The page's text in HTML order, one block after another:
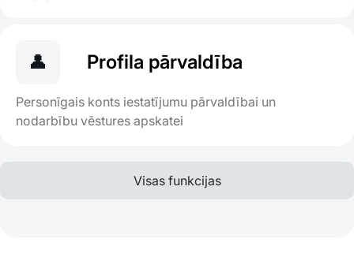
👤 Profila pārvaldība
Personīgais konts iestatījumu pārvaldībai un
nodarbību vēstures apskatei
Visas funkcijas